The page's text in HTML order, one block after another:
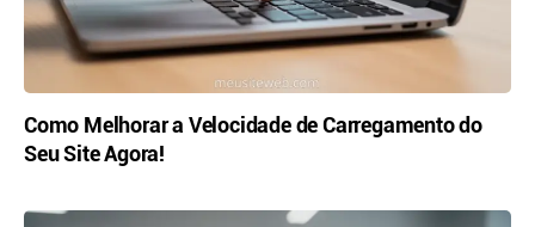
Como Melhorar a Velocidade de Carregamento do
Seu Site Agora!